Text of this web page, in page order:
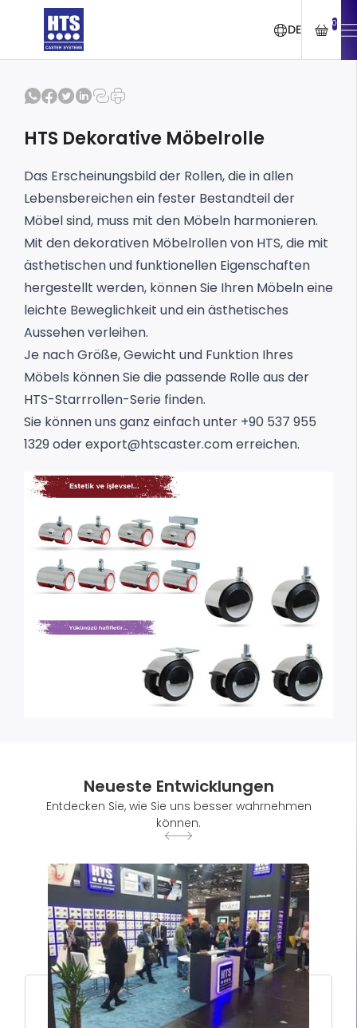
DE 0
HTS Dekorative Möbelrolle
Das Erscheinungsbild der Rollen, die in allen
Lebensbereichen ein fester Bestandteil der
Möbel sind, muss mit den Möbeln harmonieren.
Mit den dekorativen Möbelrollen von HTS, die mit
ästhetischen und funktionellen Eigenschaften
hergestellt werden, können Sie Ihren Möbeln eine
leichte Beweglichkeit und ein ästhetisches
Aussehen verleihen.
Je nach Größe, Gewicht und Funktion Ihres
Möbels können Sie die passende Rolle aus der
HTS-Starrrollen-Serie finden.
Sie können uns ganz einfach unter +90 537 955
1329 oderexport@htscaster.comerreichen.
Neueste Entwicklungen
Entdecken Sie, wie Sie uns besser wahrnehmen
können.